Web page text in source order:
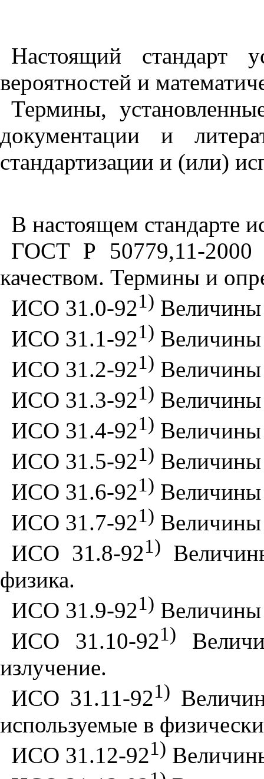
Настоящий стандарт
вероятностей и
Термины,
документации и
стандартизации и (или)
В настоящем стандарте
ГОСТ Р 50779,11-2000
качеством. Термины и
ИСО 31.0-921)
ИСО 31.1-921) Величины
ИСО 31.2-921) Величины
ИСО 31.3-921) Величины
ИСО 31.4-921) Величины
ИСО 31.5-921) Величины
ИСО 31.6-921) Величины
ИСО 31.7-921) Величины
ИСО 31.8-921)
физика.
ИСО 31.9-921) Величины
ИСО 31.10-921)
излучение.
ИСО 31.11-921)
используемые в
ИСО 31.12-921)